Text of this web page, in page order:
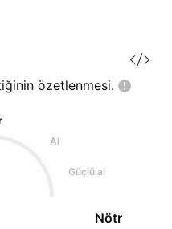
özetlenmesi.
Al
Güçlü al
Nötr